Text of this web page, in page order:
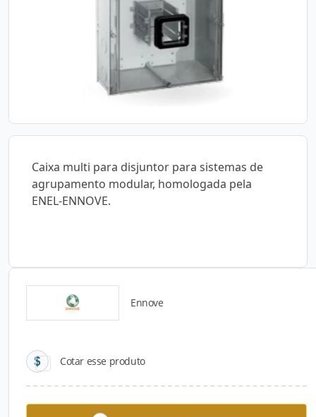
Caixa multi para disjuntor para sistemas de
agrupamento modular, homologada pela
ENEL-ENNOVE.
Ennove
Cotar esse produto
Catálogos para Download